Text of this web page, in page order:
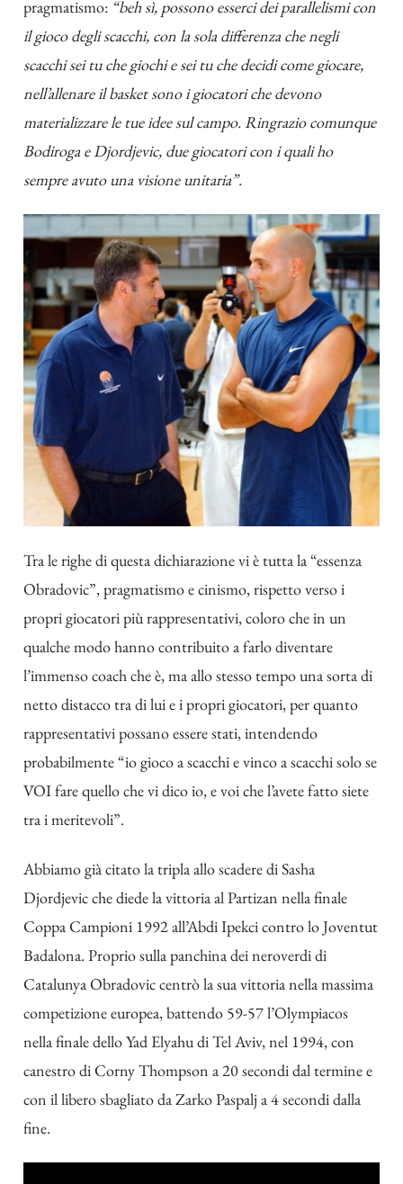
pragmatismo: “beh sì, possono esserci dei parallelismi con
il gioco degli scacchi, con la sola differenza che negli
scacchi sei tu che giochi e sei tu che decidi come giocare,
nell’allenare il basket sono i giocatori che devono
materializzare le tue idee sul campo. Ringrazio comunque
Bodiroga e Djordjevic, due giocatori con i quali ho
sempre avuto una visione unitaria”.
Tra le righe di questa dichiarazione vi è tutta la “essenza
Obradovic”, pragmatismo e cinismo, rispetto verso i
propri giocatori più rappresentativi, coloro che in un
qualche modo hanno contribuito a farlo diventare
l’immenso coach che è, ma allo stesso tempo una sorta di
netto distacco tra di lui e i propri giocatori, per quanto
rappresentativi possano essere stati, intendendo
probabilmente “io gioco a scacchi e vinco a scacchi solo se
VOI fare quello che vi dico io, e voi che l’avete fatto siete
tra i meritevoli”.
Abbiamo già citato la tripla allo scadere di Sasha
Djordjevic che diede la vittoria al Partizan nella finale
Coppa Campioni 1992 all’Abdi Ipekci contro lo Joventut
Badalona. Proprio sulla panchina dei neroverdi di
Catalunya Obradovic centrò la sua vittoria nella massima
competizione europea, battendo 59-57 l’Olympiacos
nella finale dello Yad Elyahu di Tel Aviv, nel 1994, con
canestro di Corny Thompson a 20 secondi dal termine e
con il libero sbagliato da Zarko Paspalj a 4 secondi dalla
fine.